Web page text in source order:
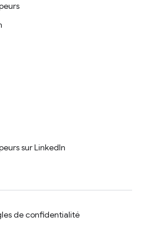
sur LinkedIn
de confidentialité